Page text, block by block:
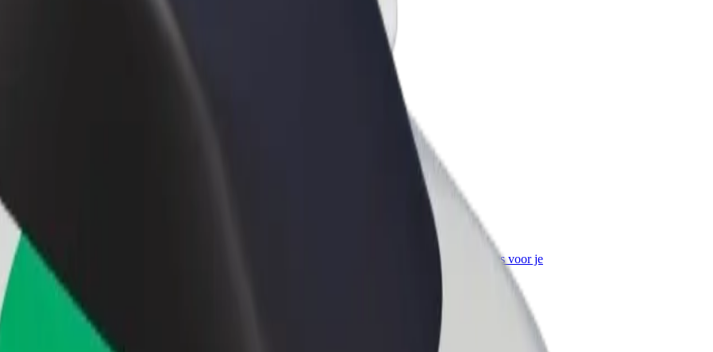
Voeg een restaurant of winkel toe
Krijg meer klanten en verhoog
inkomsten
Bolt for Business
Bolt-producten en -services voor je